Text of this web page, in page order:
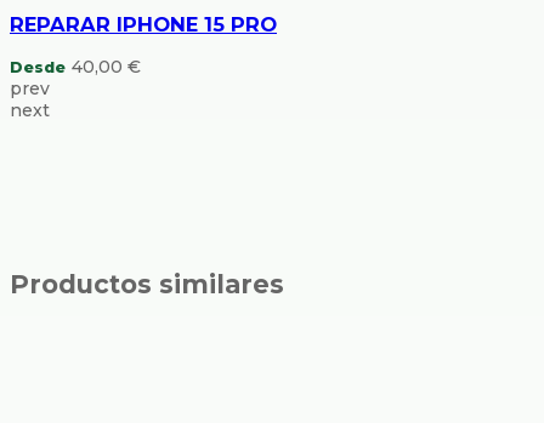
REPARAR IPHONE 15 PRO
Desde 40,00 €
prev
next
Productos similares